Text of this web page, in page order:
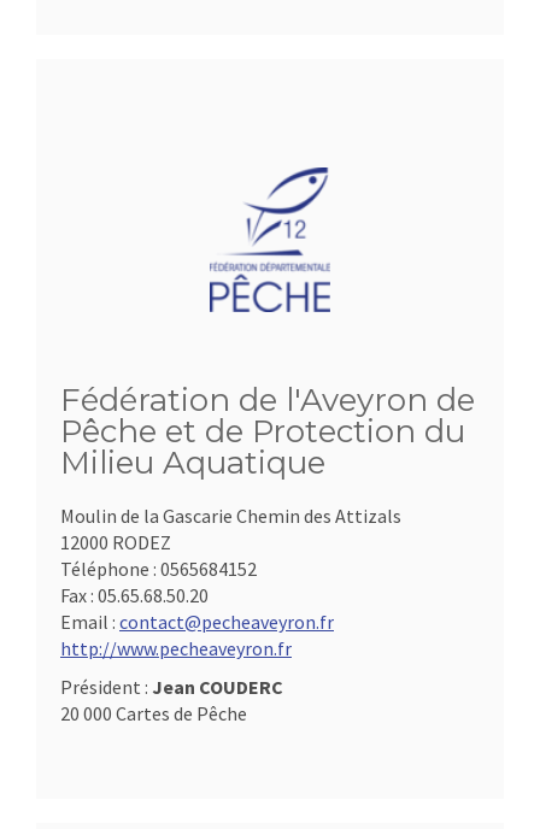
Fédération de l'Aveyron de
Pêche et de Protection du
Milieu Aquatique
Moulin de la Gascarie Chemin des Attizals
12000 RODEZ
Téléphone : 0565684152
Fax : 05.65.68.50.20
Email : contact@pecheaveyron.fr
http://www.pecheaveyron.fr
Président : Jean COUDERC
20 000 Cartes de Pêche